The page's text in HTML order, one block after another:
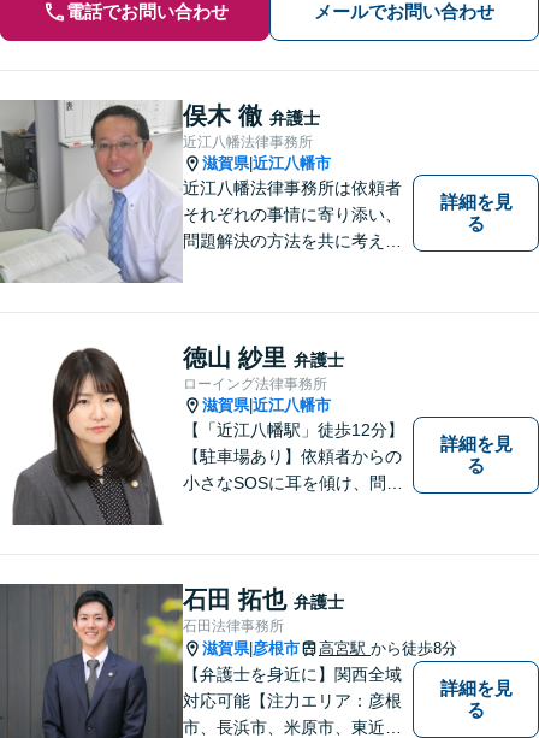
電話でお問い合わせ メールでお問い合わせ
俣木 徹 弁護士
近江八幡法律事務所
滋賀県|近江八幡市
近江八幡法律事務所は依頼者
それぞれの事情に寄り添い、
問題解決の方法を共に考える
方」も、ぜひお気軽にご相談
ください。
詳細を見
る
徳山 紗里 弁護士
ローイング法律事務所
滋賀県|近江八幡市
【「近江八幡駅」徒歩12分】
【駐車場あり】依頼者からの
小さなSOSに耳を傾け、問題
ております。 ぜひ一度私にご
相談ください。
詳細を見
る
石田 拓也 弁護士
石田法律事務所
滋賀県| 彦根市 高宮駅 から徒歩8分
【弁護士を身近に】関西全域
対応可能【注力エリア：彦根
市、長浜市、米原市、東近江
詳細を見
る